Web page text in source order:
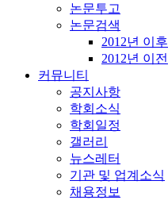
논문투고
논문검색
2012년 이후
2012년 이전
커뮤니티
공지사항
학회소식
학회일정
갤러리
뉴스레터
기관 및 업계소식
채용정보